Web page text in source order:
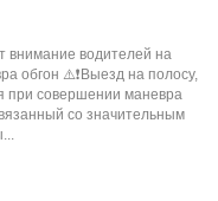
внимание водителей на
обгон ⚠️❗Выезд на полосу,
при совершении маневра
со значительным